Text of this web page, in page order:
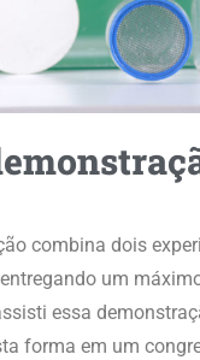
combina dois
um
essa
forma em um